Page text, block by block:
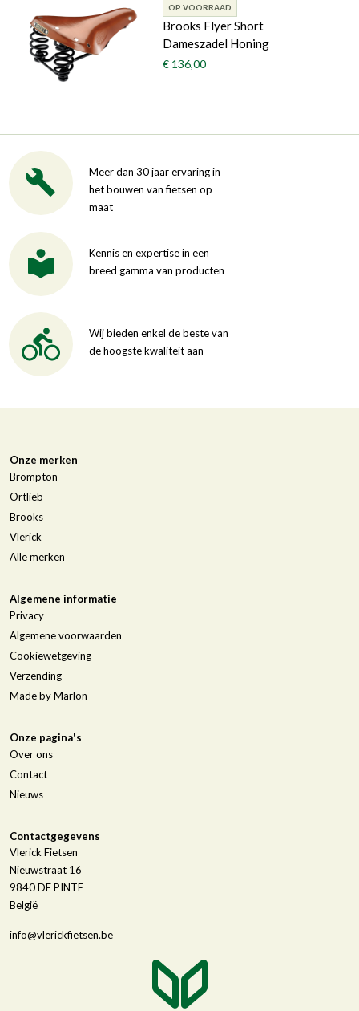
OP VOORRAAD
Brooks Flyer Short
Dameszadel Honing
€ 136,00
Meer dan 30 jaar ervaring in
het bouwen van fietsen op
maat
Kennis en expertise in een
breed gamma van producten
Wij bieden enkel de beste van
de hoogste kwaliteit aan
Onze merken
Brompton
Ortlieb
Brooks
Vlerick
Alle merken
Algemene informatie
Privacy
Algemene voorwaarden
Cookiewetgeving
Verzending
Made by Marlon
Onze pagina's
Over ons
Contact
Nieuws
Contactgegevens
Vlerick Fietsen
Nieuwstraat 16
9840DE PINTE
België
info@vlerickfietsen.be